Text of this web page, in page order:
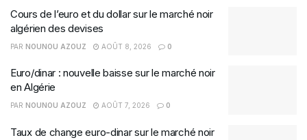
Cours de l’euro et du dollar sur le marché noir
algérien des devises
PAR NOUNOU AZOUZ AOÛT 8, 2026 0
Euro/dinar : nouvelle baisse sur le marché noir
en Algérie
PAR NOUNOU AZOUZ AOÛT 7, 2026 0
Taux de change euro-dinar sur le marché noir